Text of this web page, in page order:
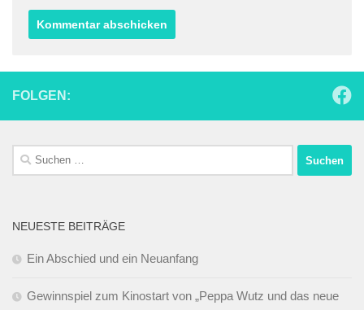
FOLGEN:
Suchen
nach:
NEUESTE BEITRÄGE
Ein Abschied und ein Neuanfang
Gewinnspiel zum Kinostart von „Peppa Wutz und das neue